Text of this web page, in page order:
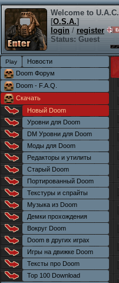
Welcome to U.A.C.
[O.S.A.]
login / register
Status: Guest
Новости
Doom Форум
Doom - F.A.Q.
Скачать
Новый Doom
Уровни для Doom
DM Уровни для Doom
Моды для Doom
Редакторы и утилиты
Старый Doom
Портированный Doom
Текстуры и спрайты
Музыка из Doom
Демки прохождения
Вокруг Doom
Doom в других играх
Игры на движке Doom
Тексты про Doom
Top 100 Download